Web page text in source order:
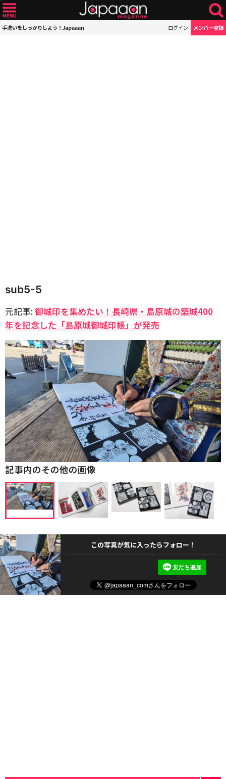
手洗いをしっかりしよう！Japaaan ログイン メンバー登録
sub5-5
元記事:御城印を集めたい！長崎県・島原城の築城400
年を記念した「島原城御城印帳」が発売
記事内のその他の画像
この写真が気に入ったらフォロー！